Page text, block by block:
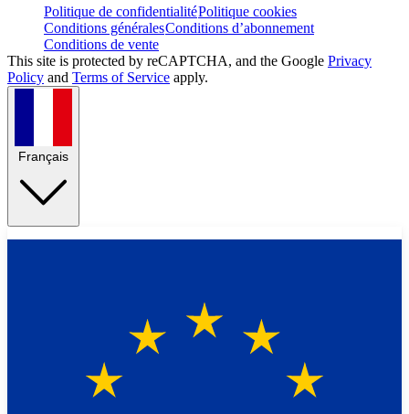
Politique de confidentialitéPolitique cookies
Conditions généralesConditions d’abonnement
Conditions de vente
This site is protected by reCAPTCHA, and the Google Privacy
Policy and Terms of Service apply.
Français